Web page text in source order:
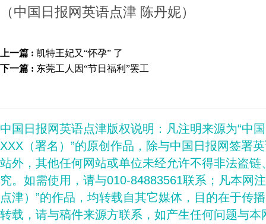
（中国日报网英语点津 陈丹妮）
上一篇 : 凯特王妃又“怀孕” 了
下一篇 : 东莞工人因“节日福利”罢工
中国日报网英语点津版权说明：凡注明来源为“中
XXX（署名）”的原创作品，除与中国日报网签署
站外，其他任何网站或单位未经允许不得非法盗
究。如需使用，请与010-84883561联系；凡本网
点津）”的作品，均转载自其它媒体，目的在于传
转载，请与稿件来源方联系，如产生任何问题与